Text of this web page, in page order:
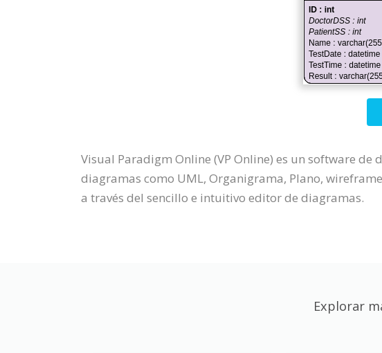
Visual Paradigm Online (VP Online) es un software
diagramas como UML, Organigrama, Plano,
a través del sencillo e intuitivo editor de diagramas.
Explorar